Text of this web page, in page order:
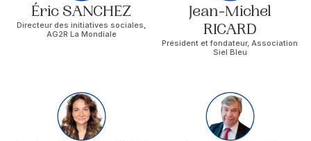
Éric SANCHEZ
Directeur des initiatives sociales,
AG2R La Mondiale
Jean-Michel
RICARD
Président et fondateur, Association
Siel Bleu